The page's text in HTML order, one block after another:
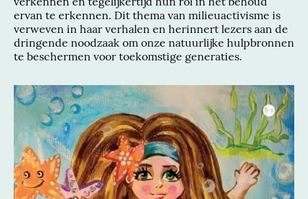
ervan te erkennen. Dit thema van milieuactivisme is
verweven in haar verhalen en herinnert lezers aan de
dringende noodzaak om onze natuurlijke hulpbronnen
te beschermen voor toekomstige generaties.